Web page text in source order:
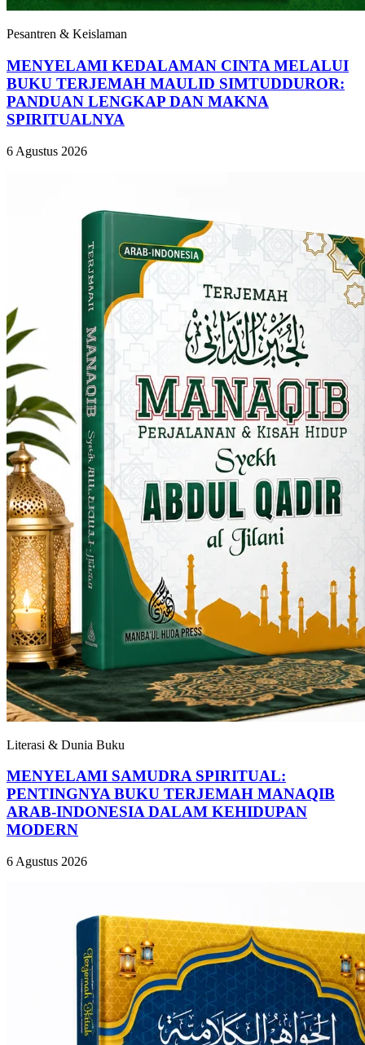
Pesantren & Keislaman
MENYELAMI KEDALAMAN CINTA MELALUI
BUKU TERJEMAH MAULID SIMTUDDUROR:
PANDUAN LENGKAP DAN MAKNA
SPIRITUALNYA
6 Agustus 2026
Literasi & Dunia Buku
MENYELAMI SAMUDRA SPIRITUAL:
PENTINGNYA BUKU TERJEMAH MANAQIB
ARAB-INDONESIA DALAM KEHIDUPAN
MODERN
6 Agustus 2026